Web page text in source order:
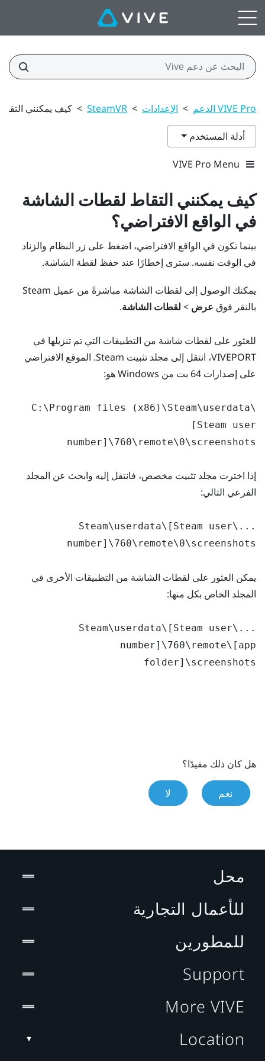
VIVE Pro الدعم > الإعدادات >
SteamVR
> كيف يمكنني
أدلة المستخدم
VIVE Pro Menu
كيف يمكنني التقاط لقطات الشاشة
في الواقع الافتراضي؟
بينما تكون في الواقع الافتراضي، اضغط على زر النظام والزناد
في الوقت نفسه. سترى إخطارًا عند حفظ لقطة الشاشة.
يمكنك الوصول إلى لقطات الشاشة مباشرةً من عميل Steam
بالنقر فوق عرض > لقطات الشاشة.
للعثور على لقطات شاشة من التطبيقات التي تم تنزيلها في
VIVEPORT، انتقل إلى مجلد تثبيت Steam. الموقع الافتراضي
على إصدارات 64 بت من Windows هو:
C:\Program files (x86)\Steam\userdata\
[Steam user
number]\760\remote\0\screenshots
إذا اخترت مجلد تثبيت مخصص، فانتقل إليه وابحث عن المجلد
الفرعي التالي:
...\Steam\userdata\[Steam user
number]\760\remote\0\screenshots
يمكن العثور على لقطات الشاشة من التطبيقات الأخرى في
المجلد الخاص بكل منها:
...\Steam\userdata\[Steam user
number]\760\remote\[app
folder]\screenshots
هل كان ذلك مفيدًا؟
نعم لا
محل
للأعمال التجارية
للمطورين
Support
More VIVE
Location